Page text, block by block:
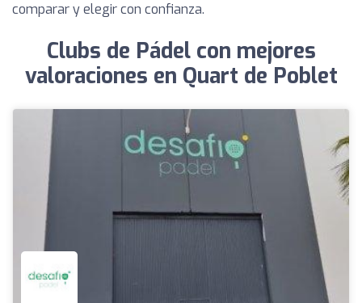
comparar y elegir con confianza.
Clubs de Pádel con mejores
valoraciones en Quart de Poblet